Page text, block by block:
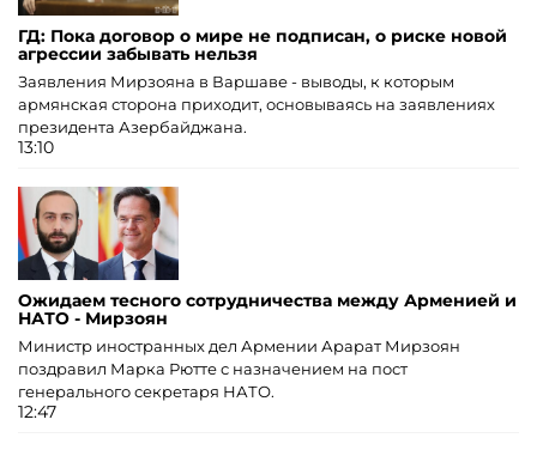
ГД: Пока договор о мире не подписан, о риске новой
агрессии забывать нельзя
Заявления Мирзояна в Варшаве - выводы, к которым
армянская сторона приходит, основываясь на заявлениях
президента Азербайджана.
13:10
Ожидаем тесного сотрудничества между Арменией и
НАТО - Мирзоян
Министр иностранных дел Армении Арарат Мирзоян
поздравил Марка Рютте с назначением на пост
генерального секретаря НАТО.
12:47